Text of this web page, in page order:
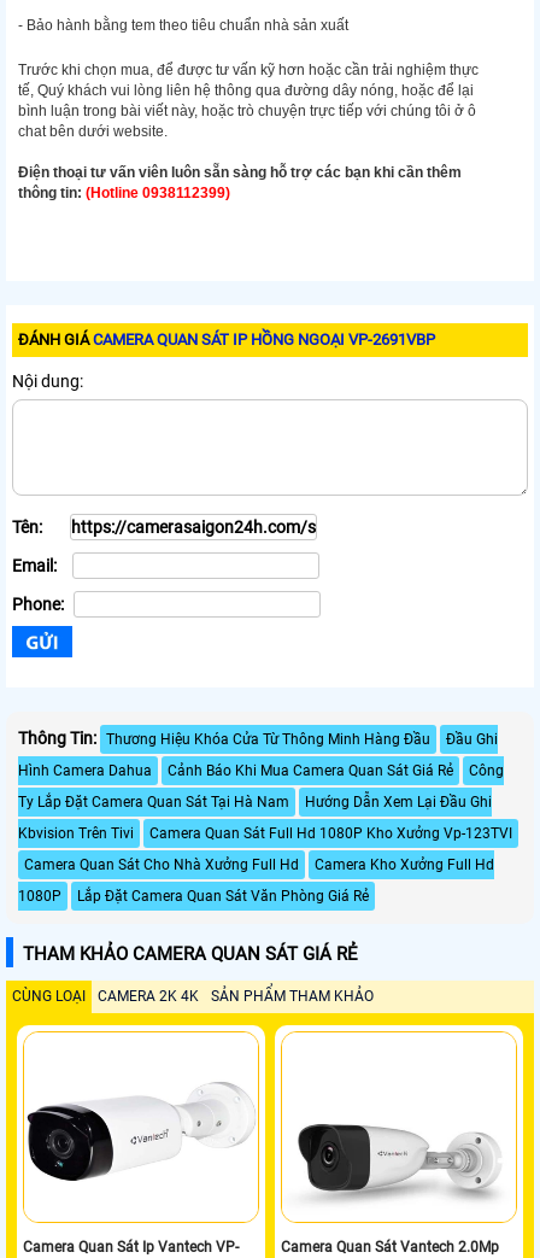
- Bảo hành bằng tem theo tiêu chuẩn nhà sản xuất
Trước khi chọn mua, để được tư vấn kỹ hơn hoặc cần trải nghiệm thực
tế, Quý khách vui lòng liên hệ thông qua đường dây nóng, hoặc để lại
bình luận trong bài viết này, hoặc trò chuyện trực tiếp với chúng tôi ở ô
chat bên dưới website.
Điện thoại tư vấn viên luôn sẵn sàng hỗ trợ các bạn khi cần thêm
thông tin: (Hotline 0938112399)
ĐÁNH GIÁCAMERA QUAN SÁT IP HỒNG NGOẠI VP-2691VBP
Nội dung:
Tên:
Email:
Phone:
Thông Tin: Thương Hiệu Khóa Cửa Từ Thông Minh Hàng Đầu
Đầu Ghi
Hình Camera Dahua
Cảnh Báo Khi Mua Camera Quan Sát Giá Rẻ
Công
Ty Lắp Đặt Camera Quan Sát Tại Hà Nam
Hướng Dẫn Xem Lại Đầu Ghi
Kbvision Trên Tivi
Camera Quan Sát Full Hd 1080P Kho Xưởng Vp-123TVI
Camera Quan Sát Cho Nhà Xưởng Full Hd
Camera Kho Xưởng Full Hd
1080P
Lắp Đặt Camera Quan Sát Văn Phòng Giá Rẻ
THAM KHẢO CAMERA QUAN SÁT GIÁ RẺ
CÙNG LOẠI CAMERA 2K 4K SẢN PHẨM THAM KHẢO
Camera Quan Sát Ip Vantech VP-
Camera Quan Sát Vantech 2.0Mp